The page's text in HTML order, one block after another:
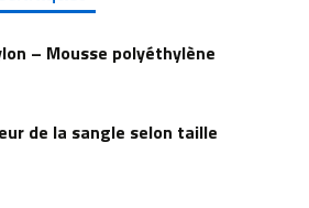
– Mousse polyéthylène
de la sangle selon taille